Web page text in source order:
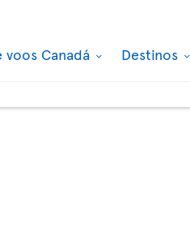
Canadá Destinos